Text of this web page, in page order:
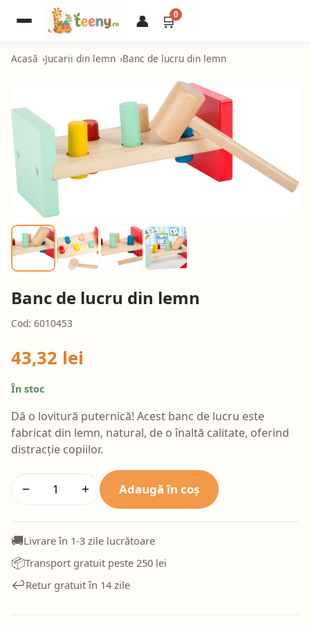
👤 🛒0
Acasă Jucarii din lemn Banc de lucru din lemn
Banc de lucru din lemn
Cod: 6010453
43,32 lei
În stoc
Dă o lovitură puternică! Acest banc de lucru este
fabricat din lemn, natural, de o înaltă calitate, oferind
distracție copiilor.
− + Adaugă în coș
🚚Livrare în 1-3 zile lucrătoare
📦Transport gratuit peste 250 lei
↩️Retur gratuit în 14 zile